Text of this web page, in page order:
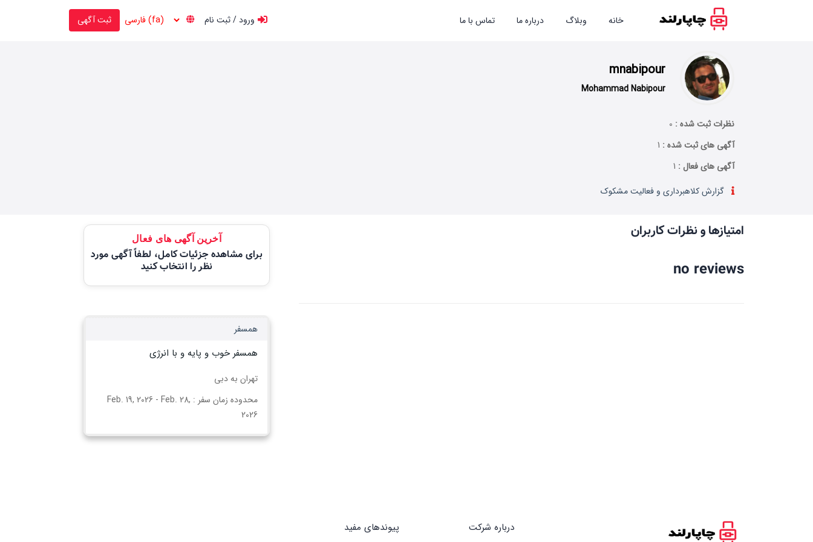
خانه وبلاگ درباره ما تماس با ما ورود / ثبت نام ثبت آگهی
mnabipour
Mohammad Nabipour
نظرات ثبت شده : 0
آگهی های ثبت شده : 1
آگهی های فعال : 1
گزارش کلاهبرداری و فعالیت مشکوک
امتیازها و نظرات کاربران
no reviews
آخرین آگهی های فعال
برای مشاهده جزئیات کامل، لطفاً آگهی مورد
نظر را انتخاب کنید
همسفر
همسفر خوب و پایه و با انرژی
تهران به دبی
محدوده زمان سفر : Feb. 19, 2026 - Feb. 28,
2026
درباره شرکت پیوندهای مفید